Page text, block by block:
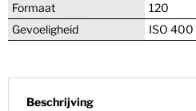
Formaat
120
Gevoeligheid
ISO 400
Beschrijving